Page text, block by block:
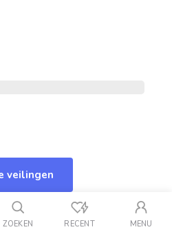
veilingen
ZOEKEN RECENT MENU